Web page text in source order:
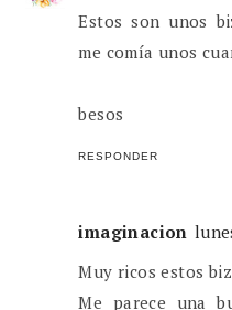
Estos son unos
me comía unos
besos
RESPONDER
imaginacion
Muy ricos estos
Me parece una